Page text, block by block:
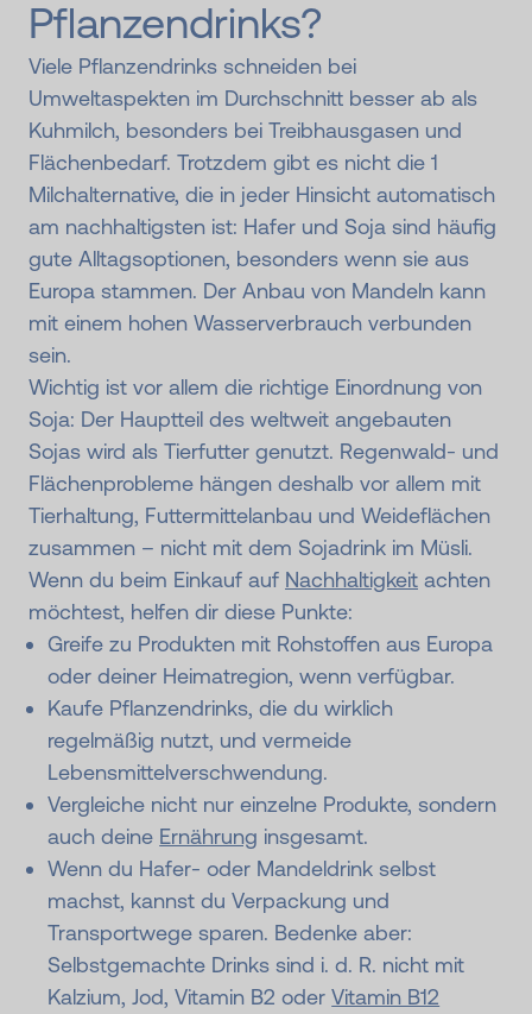
Pflanzendrinks?
Viele Pflanzendrinks schneiden bei
Umweltaspekten im Durchschnitt besser ab als
Kuhmilch, besonders bei Treibhausgasen und
Flächenbedarf. Trotzdem gibt es nicht die 1
Milchalternative, die in jeder Hinsicht automatisch
am nachhaltigsten ist: Hafer und Soja sind häufig
gute Alltagsoptionen, besonders wenn sie aus
Europa stammen. Der Anbau von Mandeln kann
mit einem hohen Wasserverbrauch verbunden
sein.
Wichtig ist vor allem die richtige Einordnung von
Soja: Der Hauptteil des weltweit angebauten
Sojas wird als Tierfutter genutzt. Regenwald- und
Flächenprobleme hängen deshalb vor allem mit
Tierhaltung, Futtermittelanbau und Weideflächen
zusammen – nicht mit dem Sojadrink im Müsli.
Wenn du beim Einkauf auf Nachhaltigkeit achten
möchtest, helfen dir diese Punkte:
Greife zu Produkten mit Rohstoffen aus Europa
oder deiner Heimatregion, wenn verfügbar.
Kaufe Pflanzendrinks, die du wirklich
regelmäßig nutzt, und vermeide
Lebensmittelverschwendung.
Vergleiche nicht nur einzelne Produkte, sondern
auch deine Ernährung insgesamt.
Wenn du Hafer- oder Mandeldrink selbst
machst, kannst du Verpackung und
Transportwege sparen. Bedenke aber:
Selbstgemachte Drinks sind i. d. R. nicht mit
Kalzium, Jod, Vitamin B2 oderVitamin B12